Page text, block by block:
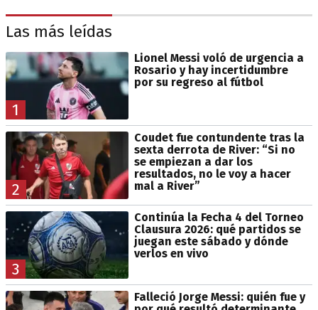
Las más leídas
1
Lionel Messi voló de urgencia a
Rosario y hay incertidumbre
por su regreso al fútbol
2
Coudet fue contundente tras la
sexta derrota de River: “Si no
se empiezan a dar los
resultados, no le voy a hacer
mal a River”
3
Continúa la Fecha 4 del Torneo
Clausura 2026: qué partidos se
juegan este sábado y dónde
verlos en vivo
Falleció Jorge Messi: quién fue y